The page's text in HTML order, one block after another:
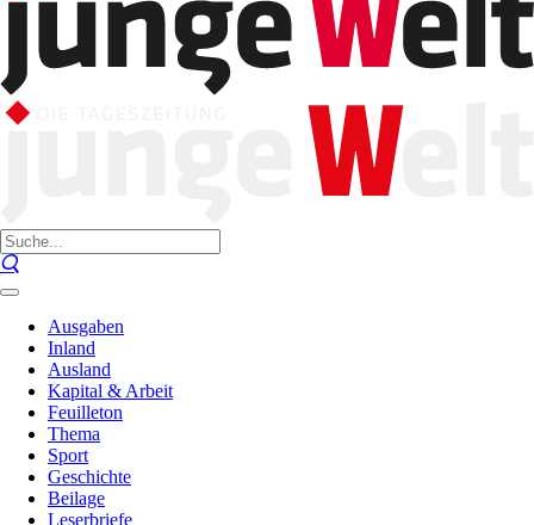
Ausgaben
Inland
Ausland
Kapital & Arbeit
Feuilleton
Thema
Sport
Geschichte
Beilage
Leserbriefe